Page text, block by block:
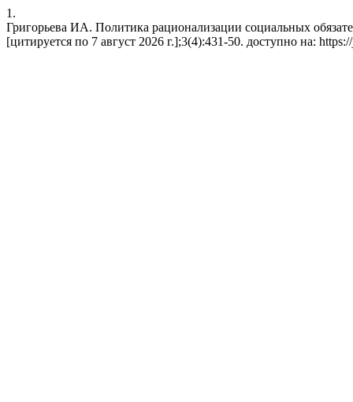
1.
Григорьева ИА. Политика рационализации социальных
[цитируется по 7 август 2026 г.];3(4):431-50. доступно на: